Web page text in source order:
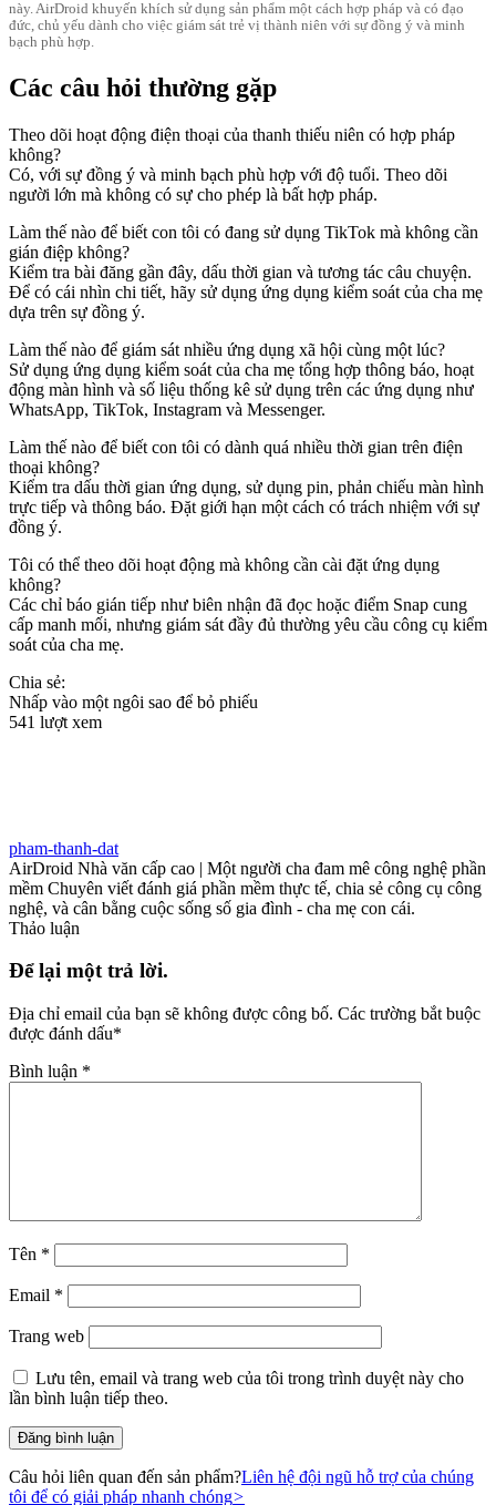
này. AirDroid khuyến khích sử dụng sản phẩm một cách hợp pháp và có đạo
đức, chủ yếu dành cho việc giám sát trẻ vị thành niên với sự đồng ý và minh
bạch phù hợp.
Các câu hỏi thường gặp
Theo dõi hoạt động điện thoại của thanh thiếu niên có hợp pháp
không?
Có, với sự đồng ý và minh bạch phù hợp với độ tuổi. Theo dõi
người lớn mà không có sự cho phép là bất hợp pháp.
Làm thế nào để biết con tôi có đang sử dụng TikTok mà không cần
gián điệp không?
Kiểm tra bài đăng gần đây, dấu thời gian và tương tác câu chuyện.
Để có cái nhìn chi tiết, hãy sử dụng ứng dụng kiểm soát của cha mẹ
dựa trên sự đồng ý.
Làm thế nào để giám sát nhiều ứng dụng xã hội cùng một lúc?
Sử dụng ứng dụng kiểm soát của cha mẹ tổng hợp thông báo, hoạt
động màn hình và số liệu thống kê sử dụng trên các ứng dụng như
WhatsApp, TikTok, Instagram và Messenger.
Làm thế nào để biết con tôi có dành quá nhiều thời gian trên điện
thoại không?
Kiểm tra dấu thời gian ứng dụng, sử dụng pin, phản chiếu màn hình
trực tiếp và thông báo. Đặt giới hạn một cách có trách nhiệm với sự
đồng ý.
Tôi có thể theo dõi hoạt động mà không cần cài đặt ứng dụng
không?
Các chỉ báo gián tiếp như biên nhận đã đọc hoặc điểm Snap cung
cấp manh mối, nhưng giám sát đầy đủ thường yêu cầu công cụ kiểm
soát của cha mẹ.
Chia sẻ:
Nhấp vào một ngôi sao để bỏ phiếu
541 lượt xem
pham-thanh-dat
AirDroid Nhà văn cấp cao | Một người cha đam mê công nghệ phần
mềm Chuyên viết đánh giá phần mềm thực tế, chia sẻ công cụ công
nghệ, và cân bằng cuộc sống số gia đình - cha mẹ con cái.
Thảo luận
Để lại một trả lời.
Địa chỉ email của bạn sẽ không được công bố. Các trường bắt buộc
được đánh dấu*
Bình luận *
Tên *
Email *
Trang web
Lưu tên, email và trang web của tôi trong trình duyệt này cho
lần bình luận tiếp theo.
Câu hỏi liên quan đến sản phẩm?Liên hệ đội ngũ hỗ trợ của chúng
tôi để có giải pháp nhanh chóng>